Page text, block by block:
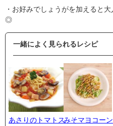
・お好みでしょうがを加えると
◎
一緒によく見られるレシピ
あさりのトマトスみそマヨコーン